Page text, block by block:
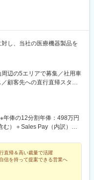
し、当社の医療機器製品を
周辺の5エリアで募集／社用車
顧客先への直行直帰スタイ
井県、三重県(2)大阪エリア
良県、和歌山県(3)仙台エリ
県、大分県、佐賀県、熊本
県(5)岡山エリア鳥取県、島
訪問のない日は在宅勤務と
イベント等で出社が発生す
りません本社：東京都港区
敷地内全面禁煙
年俸の12分割年俸：498万円
）＋Sales Pay（内訳）年
外労働の残業手当は追加支給
支給あり
直帰＆高い裁量で活躍
信を持って提案できる営業へ